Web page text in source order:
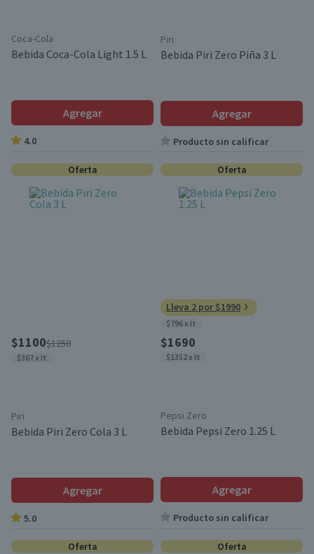
Coca-Cola
Bebida Coca-Cola Light 1.5 L
Agregar
4.0
Piri
Bebida Piri Zero Piña 3 L
Agregar
Producto sin calificar
Oferta
$1100$1250
$367 x lt
Piri
Bebida Piri Zero Cola 3 L
Agregar
5.0
Oferta
Lleva 2 por $1990
$796 x lt
$1690
$1352 x lt
Pepsi Zero
Bebida Pepsi Zero 1.25 L
Agregar
Producto sin calificar
Oferta Oferta